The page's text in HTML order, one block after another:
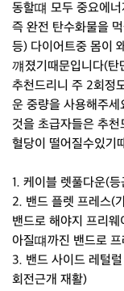
동할떄 모두 중요에
즉 완전 탄수화물을
등) 다이어트중 몸이
꺠졌기때문입니다(
추천드리니 주 2회정
운 중량을 사용해주
것을 초급자들은 추
혈당이 떨어질수있기
1. 케이블 렛풀다운(
2. 밴드 플렛 프레스(
밴드로 해야지 프리
아질떄까진 밴드로
3. 밴드 사이드 레털
회전근개 재활)